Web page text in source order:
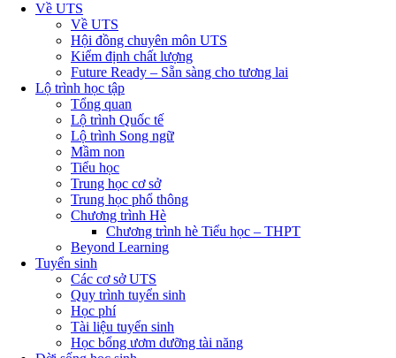
Về UTS
Về UTS
Hội đồng chuyên môn UTS
Kiểm định chất lượng
Future Ready – Sẵn sàng cho tương lai
Lộ trình học tập
Tổng quan
Lộ trình Quốc tế
Lộ trình Song ngữ
Mầm non
Tiểu học
Trung học cơ sở
Trung học phổ thông
Chương trình Hè
Chương trình hè Tiểu học – THPT
Beyond Learning
Tuyển sinh
Các cơ sở UTS
Quy trình tuyển sinh
Học phí
Tài liệu tuyển sinh
Học bổng ươm dưỡng tài năng